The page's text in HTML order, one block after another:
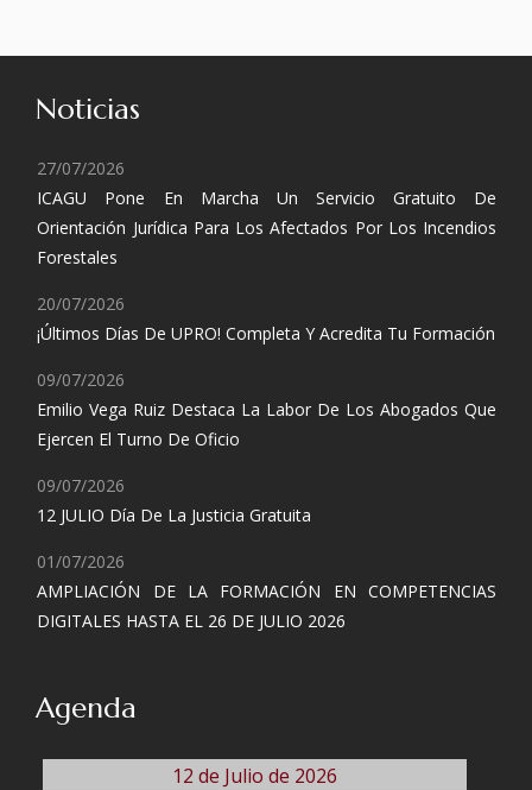
Noticias
27/07/2026
ICAGU Pone En Marcha Un Servicio Gratuito De
Orientación Jurídica Para Los Afectados Por Los Incendios
Forestales
20/07/2026
¡Últimos Días De UPRO! Completa Y Acredita Tu Formación
09/07/2026
Emilio Vega Ruiz Destaca La Labor De Los Abogados Que
Ejercen El Turno De Oficio
09/07/2026
12 JULIO Día De La Justicia Gratuita
01/07/2026
AMPLIACIÓN DE LA FORMACIÓN EN COMPETENCIAS
DIGITALES HASTA EL 26 DE JULIO 2026
Agenda
12 de Julio de 2026